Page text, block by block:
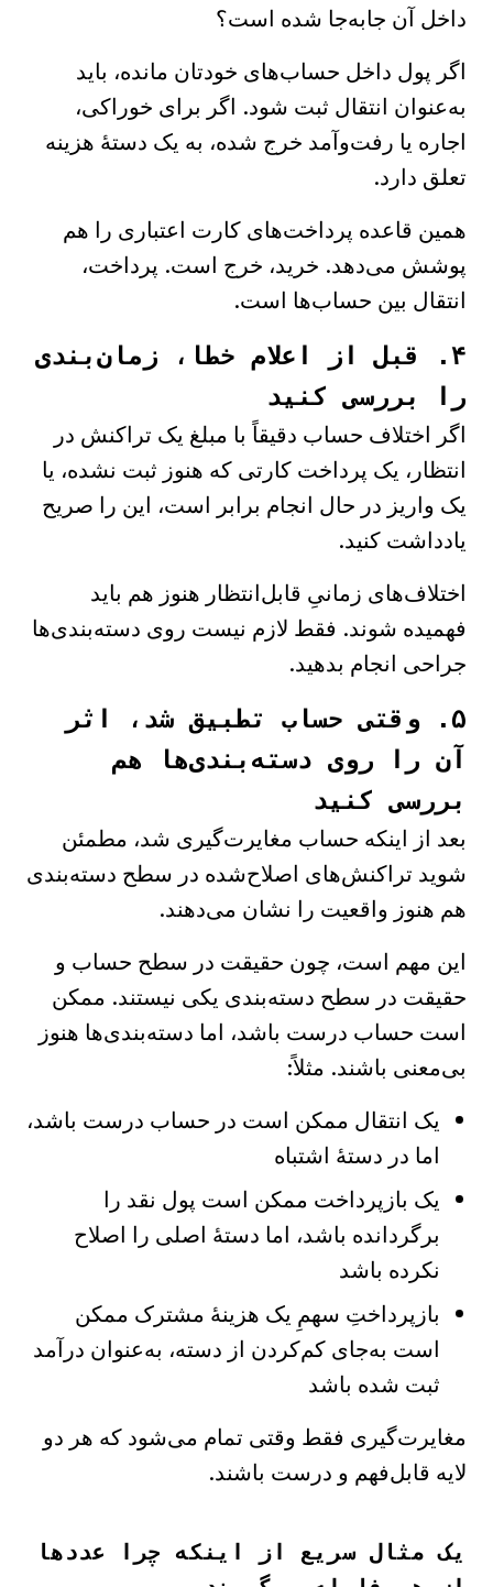
داخل آن جابه‌جا شده است؟
اگر پول داخل حساب‌های خودتان مانده، باید
به‌عنوان انتقال ثبت شود. اگر برای خوراکی،
اجاره یا رفت‌وآمد خرج شده، به یک دستهٔ هزینه
تعلق دارد.
همین قاعده پرداخت‌های کارت اعتباری را هم
پوشش می‌دهد. خرید، خرج است. پرداخت،
انتقال بین حساب‌ها است.
۴. قبل از اعلام خطا، زمان‌بندی
را بررسی کنید
اگر اختلاف حساب دقیقاً با مبلغ یک تراکنش در
انتظار، یک پرداخت کارتی که هنوز ثبت نشده، یا
یک واریز در حال انجام برابر است، این را صریح
یادداشت کنید.
اختلاف‌های زمانیِ قابل‌انتظار هنوز هم باید
فهمیده شوند. فقط لازم نیست روی دسته‌بندی‌ها
جراحی انجام بدهید.
۵. وقتی حساب تطبیق شد، اثر
آن را روی دسته‌بندی‌ها هم
بررسی کنید
بعد از اینکه حساب مغایرت‌گیری شد، مطمئن
شوید تراکنش‌های اصلاح‌شده در سطح دسته‌بندی
هم هنوز واقعیت را نشان می‌دهند.
این مهم است، چون حقیقت در سطح حساب و
حقیقت در سطح دسته‌بندی یکی نیستند. ممکن
است حساب درست باشد، اما دسته‌بندی‌ها هنوز
بی‌معنی باشند. مثلاً:
یک انتقال ممکن است در حساب درست باشد،
اما در دستهٔ اشتباه
یک بازپرداخت ممکن است پول نقد را
برگردانده باشد، اما دستهٔ اصلی را اصلاح
نکرده باشد
بازپرداختِ سهمِ یک هزینهٔ مشترک ممکن
است به‌جای کم‌کردن از دسته، به‌عنوان درآمد
ثبت شده باشد
مغایرت‌گیری فقط وقتی تمام می‌شود که هر دو
لایه قابل‌فهم و درست باشند.
یک مثال سریع از اینکه چرا عددها